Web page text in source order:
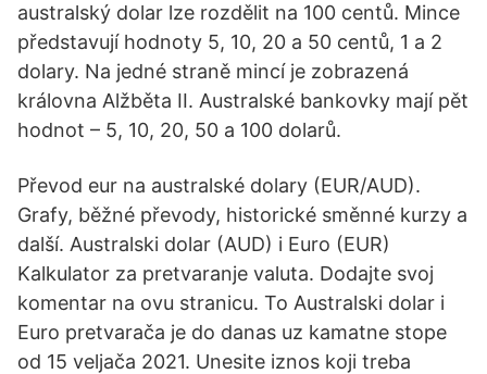
australský dolar lze rozdělit na 100 centů. Mince
představují hodnoty 5, 10, 20 a 50 centů, 1 a 2
dolary. Na jedné straně mincí je zobrazená
královna Alžběta II. Australské bankovky mají pět
hodnot – 5, 10, 20, 50 a 100 dolarů.
Převod eur na australské dolary (EUR/AUD).
Grafy, běžné převody, historické směnné kurzy a
další. Australski dolar (AUD) i Euro (EUR)
Kalkulator za pretvaranje valuta. Dodajte svoj
komentar na ovu stranicu. To Australski dolar i
Euro pretvarača je do danas uz kamatne stope
od 15 veljača 2021. Unesite iznos koji treba